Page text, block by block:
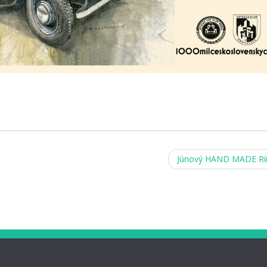
Júnový HAND MADE